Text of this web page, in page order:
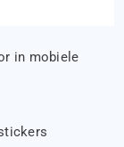
in mobiele